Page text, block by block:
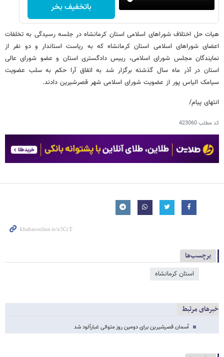
باتخفیف بخر
هیات حل اختلاف شوراهای اسلامی استان کرمانشاه در جلسه رسیدگی به تخلفات
اعضای شوراهای اسلامی استان کرمانشاه که به ریاست استاندار و دو نفر از
نمایندگان مجلس شورای اسلامی، رییس دادگستری استان و عضو شورای عالی
استان در آذر ماه سال گذشته برگزار شد به اتفاق آرا حکم به سلب عضویت
سیامک الیاس پور از عضویت شورای اسلامی شهر قصرشیرین دادند.
انتهای پیام/
کد مطلب423060
برچسب‌ها
استان کرمانشاه
خبرهای مرتبط
آسمان قصرشیرین برای دومین روز متوالی غبارآلود شد